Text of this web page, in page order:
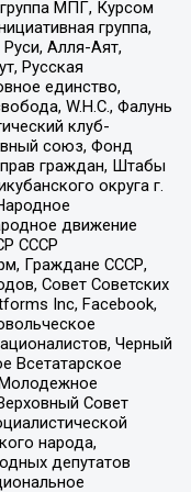
МПГ, Курсом
группа,
Алля-Аят,
Русская
единство,
W.H.С., Фалунь
клуб-
союз, Фонд
граждан, Штабы
округа г.
движение
СССР
Граждане СССР,
Совет Советских
Inc, Facebook,
Черный
Всетатарское
Совет
народа,
депутатов